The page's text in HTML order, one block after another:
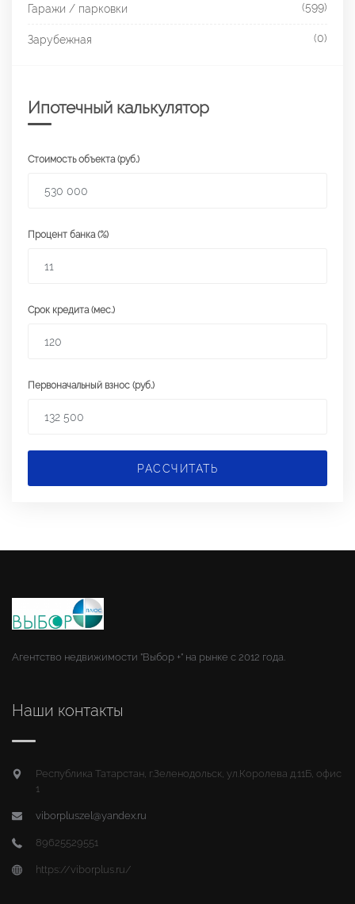
Гаражи / парковки (599)
Зарубежная (0)
Ипотечный калькулятор
Стоимость объекта (руб.)
Процент банка (%)
Срок кредита (мес.)
Первоначальный взнос (руб.)
РАССЧИТАТЬ
Агентство недвижимости "Выбор +" на рынке с 2012 года.
Наши контакты
Республика Татарстан, г.Зеленодольск, ул.Королева д.11Б, офис
1
viborpluszel@yandex.ru
89625529551
https://viborplus.ru/